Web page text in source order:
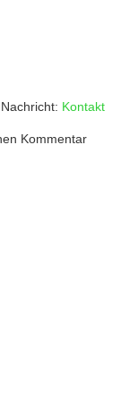
Kontakt
Kommentar